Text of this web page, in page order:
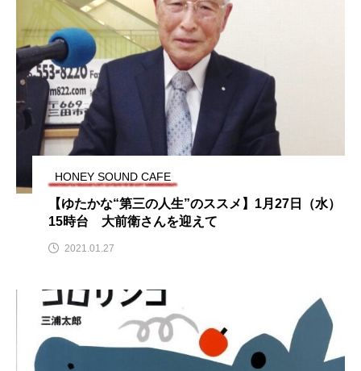
かしこいグレーテル かもめ食堂
がんを知り、がんを考える きてみで東北
きもちはなにいろ？ くまぐみ
くるまのなかには？ けやき台中学校
こうべさんだ伝統文化体験フェスタ
こうべさんだ伝統文化体験フェスタ2026
こぐまのいばしょ こだわり城紀行
こども学芸員とつくる『夏のこども美術館』
HONEY SOUND CAFE
【ゆたかな“第三の人生”のススメ】1月27日（水）
15時台 大前衛さんを迎えて
2021.01.27